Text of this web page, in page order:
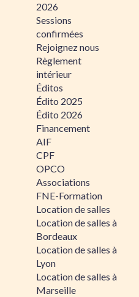
2026
Sessions
confirmées
Rejoignez nous
Règlement
intérieur
Éditos
Édito 2025
Édito 2026
Financement
AIF
CPF
OPCO
Associations
FNE-Formation
Location de salles
Location de salles à
Bordeaux
Location de salles à
Lyon
Location de salles à
Marseille